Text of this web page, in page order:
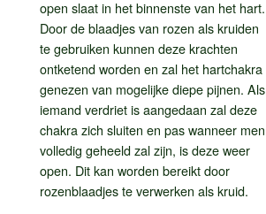
open slaat in het binnenste van het hart.
Door de blaadjes van rozen als kruiden
te gebruiken kunnen deze krachten
ontketend worden en zal het hartchakra
genezen van mogelijke diepe pijnen. Als
iemand verdriet is aangedaan zal deze
chakra zich sluiten en pas wanneer men
volledig geheeld zal zijn, is deze weer
open. Dit kan worden bereikt door
rozenblaadjes te verwerken als kruid.